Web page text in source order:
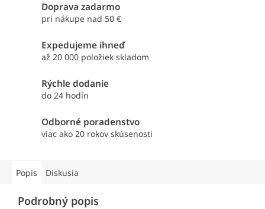
Doprava zadarmo
pri nákupe nad 50 €
Expedujeme ihneď
až 20 000 položiek skladom
Rýchle dodanie
do 24 hodín
Odborné poradenstvo
viac ako 20 rokov skúsenosti
Popis Diskusia
Podrobný popis